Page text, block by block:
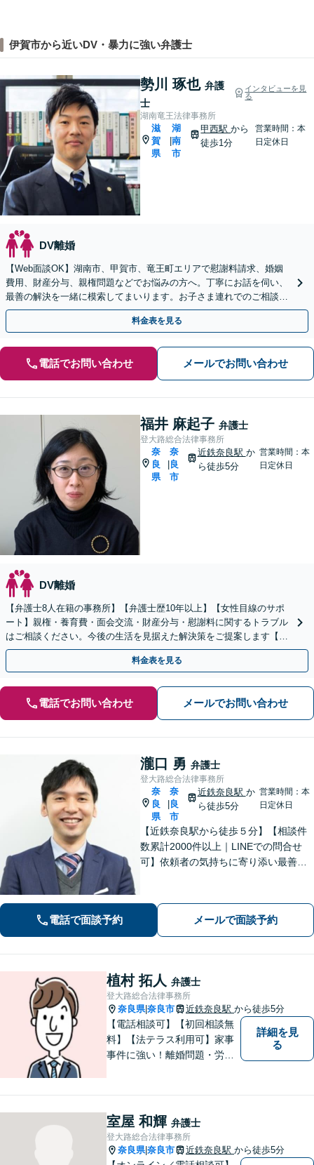
伊賀市から近いDV・暴力に強い弁護士
勢川 琢也 弁護
士
インタビューを見
る
湖南竜王法律事務所
滋
賀
県
湖
南
市
甲西駅から
徒歩1分
営業時間：本
日定休日
DV離婚
【Web面談OK】湖南市、甲賀市、竜王町エリアで慰謝料請求、婚姻
費用、財産分与、親権問題などでお悩みの方へ。丁寧にお話を伺い、
最善の解決を一緒に模索してまいります。お子さま連れでのご相談も
可能です【出張相談OK】【甲西駅1分】
料金表を見る
電話でお問い合わせ メールでお問い合わせ
福井 麻起子 弁護士
登大路総合法律事務所
奈
良
県
奈
良
市
近鉄奈良駅 か
ら徒歩5分
営業時間：本
日定休日
DV離婚
【弁護士8人在籍の事務所】【弁護士歴10年以上】【女性目線のサポ
ート】親権・養育費・面会交流・財産分与・慰謝料に関するトラブル
はご相談ください。今後の生活を見据えた解決策をご提案します【近
鉄奈良駅4分】【夜間・休日の相談可能】
料金表を見る
電話でお問い合わせ メールでお問い合わせ
瀧口 勇 弁護士
登大路総合法律事務所
奈
良
県
奈
良
市
近鉄奈良駅 か
ら徒歩5分
営業時間：本
日定休日
【近鉄奈良駅から徒歩５分】【相談件
数累計2000件以上｜LINEでの問合せ
可】依頼者の気持ちに寄り添い最善の
ン法律相談可能】
電話で面談予約 メールで面談予約
植村 拓人 弁護士
登大路総合法律事務所
奈良県|奈良市 近鉄奈良駅 から徒歩5分
【電話相談可】【初回相談無
料】【法テラス利用可】家事
事件に強い！離婚問題・労働
談しやすい弁護士を目指す
【夜間・休日面談可】【完全
個室】【近鉄奈良駅5分】
詳細を見
る
室屋 和輝 弁護士
登大路総合法律事務所
奈良県|奈良市 近鉄奈良駅 から徒歩5分